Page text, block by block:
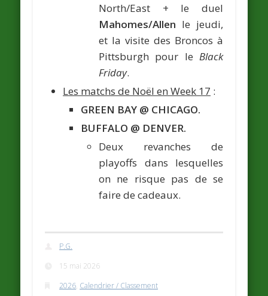
North/East + le duel
Mahomes/Allen le jeudi,
et la visite des Broncos à
Pittsburgh pour le Black
Friday.
Les matchs de Noël en Week 17 :
GREEN BAY @ CHICAGO.
BUFFALO @ DENVER.
Deux revanches de
playoffs dans lesquelles
on ne risque pas de se
faire de cadeaux.
P.G.
15 mai 2026
2026, Calendrier / Classement